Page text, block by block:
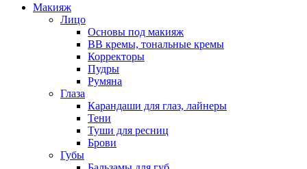
Макияж
Лицо
Основы под макияж
BB кремы, тональные кремы
Корректоры
Пудры
Румяна
Глаза
Карандаши для глаз, лайнеры
Тени
Туши для ресниц
Брови
Губы